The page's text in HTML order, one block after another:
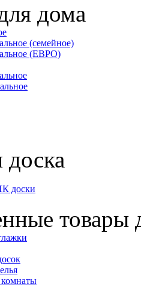
дома
(семейное)
(ЕВРО)
доска
доски
товары